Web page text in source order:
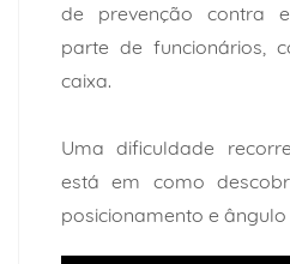
de prevenção contra
parte de funcionários,
caixa.
Uma dificuldade
está em como
posicionamento e